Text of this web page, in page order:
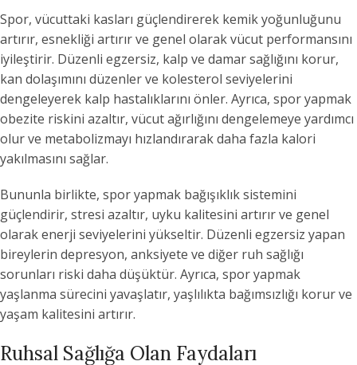
Spor, vücuttaki kasları güçlendirerek kemik yoğunluğunu
artırır, esnekliği artırır ve genel olarak vücut performansını
iyileştirir. Düzenli egzersiz, kalp ve damar sağlığını korur,
kan dolaşımını düzenler ve kolesterol seviyelerini
dengeleyerek kalp hastalıklarını önler. Ayrıca, spor yapmak
obezite riskini azaltır, vücut ağırlığını dengelemeye yardımcı
olur ve metabolizmayı hızlandırarak daha fazla kalori
yakılmasını sağlar.
Bununla birlikte, spor yapmak bağışıklık sistemini
güçlendirir, stresi azaltır, uyku kalitesini artırır ve genel
olarak enerji seviyelerini yükseltir. Düzenli egzersiz yapan
bireylerin depresyon, anksiyete ve diğer ruh sağlığı
sorunları riski daha düşüktür. Ayrıca, spor yapmak
yaşlanma sürecini yavaşlatır, yaşlılıkta bağımsızlığı korur ve
yaşam kalitesini artırır.
Ruhsal Sağlığa Olan Faydaları